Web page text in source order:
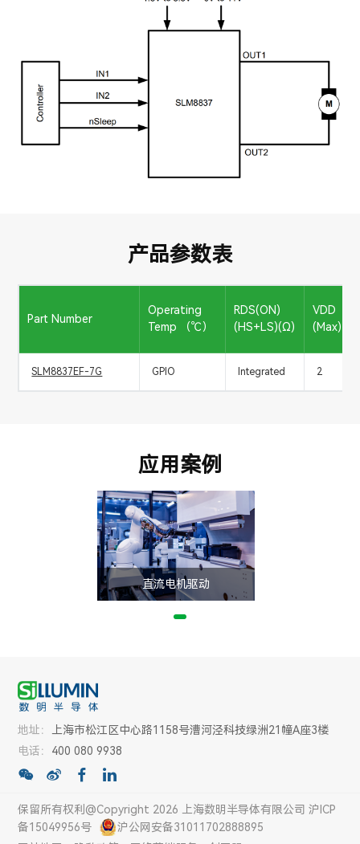
产品参数表
Part Number
Operating
Temp （℃）
RDS(ON)
(HS+LS)(Ω)
VDD
(Max) (V)
SLM8837EF-7G GPIO Integrated 2
应用案例
直流电机驱动
地址：上海市松江区中心路1158号漕河泾科技绿洲21幢A座3楼
电话： 400 080 9938
保留所有权利@Copyright 2026 上海数明半导体有限公司沪ICP
备15049956号
沪公网安备31011702888895